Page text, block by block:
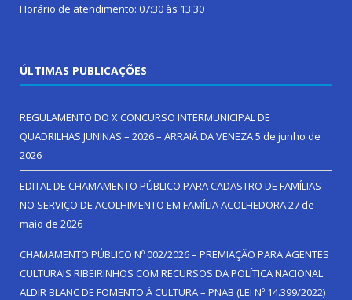
Horário de atendimento: 07:30 às 13:30
ÚLTIMAS PUBLICAÇÕES
REGULAMENTO DO X CONCURSO INTERMUNICIPAL DE
QUADRILHAS JUNINAS – 2026 – ARRAIÁ DA VENEZA5 de junho de
2026
EDITAL DE CHAMAMENTO PÚBLICO PARA CADASTRO DE FAMÍLIAS
NO SERVIÇO DE ACOLHIMENTO EM FAMÍLIA ACOLHEDORA27 de
maio de 2026
CHAMAMENTO PÚBLICO Nº 002/2026 – PREMIAÇÃO PARA AGENTES
CULTURAIS RIBEIRINHOS COM RECURSOS DA POLÍTICA NACIONAL
ALDIR BLANC DE FOMENTO Á CULTURA – PNAB (LEI Nº 14.399/2022)